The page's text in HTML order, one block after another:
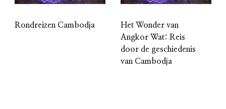
Rondreizen Cambodja
Het Wonder van
Angkor Wat: Reis
door de geschiedenis
van Cambodja